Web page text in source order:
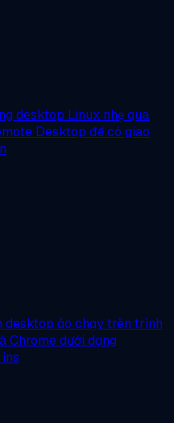
desktop Linux nhẹ qua
Desktop để có giao
desktop ảo chạy trên trình
Chrome dưới dạng